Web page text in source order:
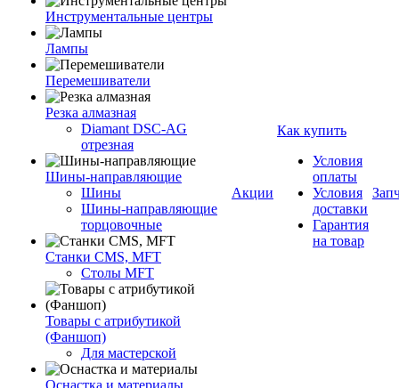
Инструментальные центры
Лампы
Перемешиватели
Резка алмазная
Diamant DSC-AG
отрезная
Шины-направляющие
Шины
Шины-направляющие
торцовочные
Станки CMS, MFT
Столы MFT
Товары с атрибутикой
(Фаншоп)
Для мастерской
Оснастка и материалы
Акции
Как купить
Условия
оплаты
Условия
доставки
Гарантия
на товар